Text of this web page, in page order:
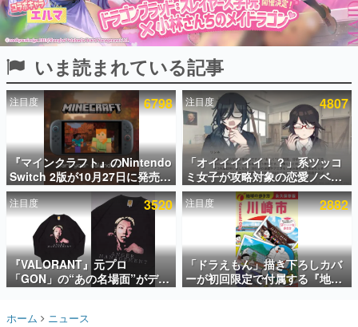
連載・特集一覧
殿堂入り記事
SNS拡散数が数千以上！ ページビュー数万以上！ などな
ど。多くの人々に読まれた、電ファミ渾身の“殿堂入り”記
事をまとめました。
ゲームの企画書
名作ゲームクリエイターの方々に製作時のエピソードをお
聞きし、ヒットする企画（ゲーム）とは何か？を探ってい
きます。
赫本
この物語を解いてはいけない。『赫本』は、〈試験問題〉
の形をした短編ホラー小説集です。
新世代に訊く
これからのデジタルゲーム市場を担う若きクリエイター達
の姿を追い、彼らのルーツと情熱を探っていきます。
いま読まれている記事
注目度 6798
『マインクラフト』のNintendo
Switch 2版が10月27日に発売決
定。描画設定はデフォルトで
「バイブラントビジュアルズ」
となり、より豊かなグラフィッ
ク表現に
注目度 4807
「オイイイイイ！？」系ツッコ
ミ女子が攻略対象の恋愛ノベル
ゲーム『美術部カノジョ』
Steamストアページが公開。
「お前らーそろそろ自重しろ
ー？＾＾」暗黒微笑の夢女子
や、萌え声不思議ちゃん女子と
青春を謳歌
注目度 3520
『VALORANT』元プロ
「GON」の“あの名場面”がデザ
インされた新作グッズが本日8月
ツやコインケース、アクキーな
注目度 2882
「ドラえもん」描き下ろしカバ
ーが初回限定で付属する『地球
の歩き方 川崎市』が8月6日に発
ホーム ニュース